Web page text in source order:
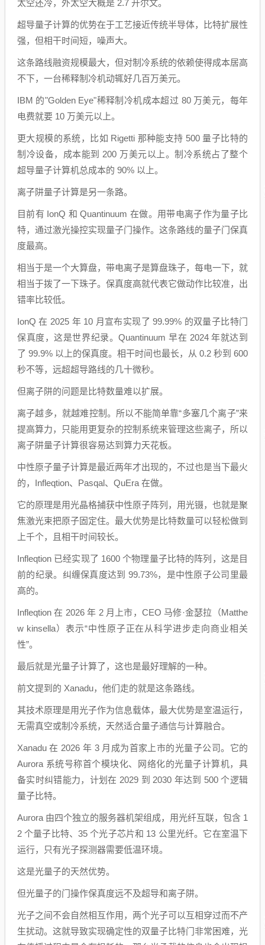
太空还冷，外太空大概是 2.7 开尔文。
超导量子计算的优势在于工艺接近传统半导体，比特扩展性
强，但相干时间短，噪声大。
这条路线融资规模最大，但对制冷系统的依赖使得成本居高
不下，一台稀释制冷机动辄好几百万美元。
IBM 的"Golden Eye"稀释制冷机成本超过 80 万美元，每年
电费就要 10 万美元以上。
更大规模的系统，比如 Rigetti 那种能支持 500 量子比特的
制冷设备，成本能到 200 万美元以上。制冷系统占了整个
超导量子计算机总成本的 90% 以上。
离子阱量子计算是另一条路。
目前有 IonQ 和 Quantinuum 在做。用带电离子作为量子比
特，通过激光操控实现量子门操作。这条路线的量子门保真
度最高。
相当于是一个大算盘，带电离子是算盘珠子，每电一下，就
相当于拨了一下珠子。保真度高就代表它做动作比较准，出
错率比较低。
IonQ 在 2025 年 10 月宣布实现了 99.99% 的双量子比特门
保真度，这是世界纪录。Quantinuum 早在 2024 年就达到
了 99.9% 以上的保真度。相干时间也最长，从 0.2 秒到 600
秒不等，远超超导路线的几十微秒。
但离子阱的问题是比特数量难以扩展。
离子越多，就越难控制。所以不能简单靠“多塞几个离子”来
提高算力，只能用更复杂的控制系统来管理这些离子，所以
离子阱量子计算很容易达到算力天花板。
中性原子量子计算是最近两年才出现的，不过也是当下最火
的，Infleqtion、Pasqal、QuEra 在做。
它的原理是用光晶格捕获中性原子阵列，用光镊，也就是聚
焦激光束把原子固定住。最大优势是比特数量可以轻松做到
上千个，且相干时间较长。
Infleqtion 已经实现了 1600 个物理量子比特的阵列，这是目
前的纪录。纠缠保真度达到 99.73%，是中性原子公司里最
高的。
Infleqtion 在 2026 年 2 月上市，CEO 马修·金瑟拉（Matthe
w kinsella）表示“中性原子正在从科学进步走向商业相关
性”。
最后就是光量子计算了，这也是最好理解的一种。
前文提到的 Xanadu，他们走的就是这条路线。
其技术原理是用光子作为信息载体，最大优势是室温运行，
无需真空或制冷系统，天然适合量子通信与计算融合。
Xanadu 在 2026 年 3 月成为首家上市的光量子公司。它的
Aurora 系统号称首个模块化、网络化的光量子计算机，具
备实时纠错能力，计划在 2029 到 2030 年达到 500 个逻辑
量子比特。
Aurora 由四个独立的服务器机架组成，用光纤互联，包含 1
2 个量子比特、35 个光子芯片和 13 公里光纤。它在室温下
运行，只有光子探测器需要低温环境。
这是光量子的天然优势。
但光量子的门操作保真度远不及超导和离子阱。
光子之间不会自然相互作用，两个光子可以互相穿过而不产
生扰动。这就导致实现确定性的双量子比特门非常困难，光